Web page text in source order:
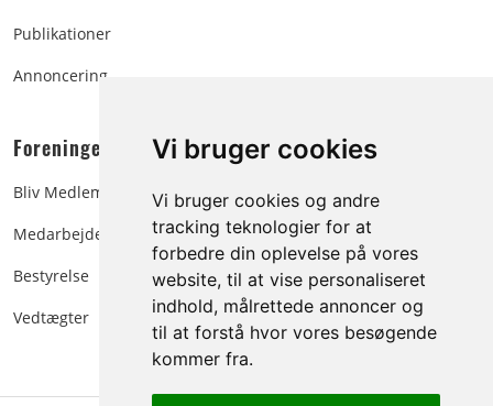
Vi bruger cookies
Vi bruger cookies og andre
tracking teknologier for at
forbedre din oplevelse på vores
website, til at vise personaliseret
indhold, målrettede annoncer og
til at forstå hvor vores besøgende
kommer fra.
Publikationer
Annoncering
Foreningen:
Bliv Medlem
Medarbejdere
Bestyrelse
Vedtægter